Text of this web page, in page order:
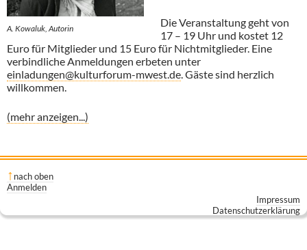
A. Kowaluk, Autorin
Die Veranstaltung geht von
17 – 19 Uhr und kostet 12
Euro für Mitglieder und 15 Euro für Nichtmitglieder. Eine
verbindliche Anmeldungen erbeten unter
einladungen@kulturforum-mwest.de. Gäste sind herzlich
willkommen.
(mehr anzeigen...)
nach oben
Anmelden
Impressum
Datenschutzerklärung